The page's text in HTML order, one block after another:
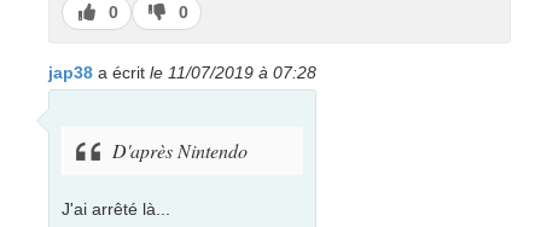
J’aime
0
J’aime
pas
0
jap38 a écrit le 11/07/2019 à 07:28
D'après Nintendo
J'ai arrêté là...